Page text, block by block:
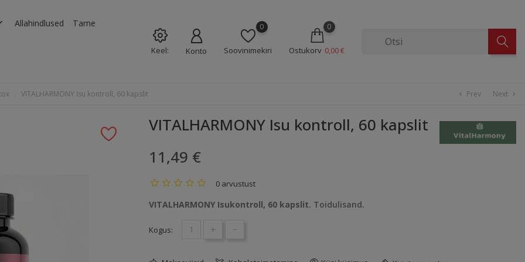
Allahindlused Tarne
Keel: Konto
0
Soovinimekiri
0
Ostukorv 0,00 €
VITALHARMONY Isu kontroll, 60 kapslit chevron_left Prev Next chevron_right
VITALHARMONY Isu kontroll, 60 kapslit
11,49 €
0 arvustust
VITALHARMONY Isukontroll, 60 kapslit. Toidulisand.
Kogus: + -